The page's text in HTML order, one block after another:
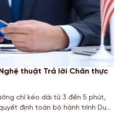
thuật Trả lời Chân thực
chỉ kéo dài từ 3 đến 5 phút,
định toàn bộ hành trình Du